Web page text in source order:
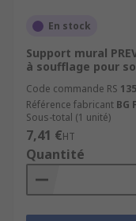
En stock
Support mural
à soufflage pour
Code commande RS
Référence fabricant BG
Sous-total (1 unité)
7,41 €HT
Quantité